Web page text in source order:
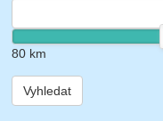
80km
Vyhledat